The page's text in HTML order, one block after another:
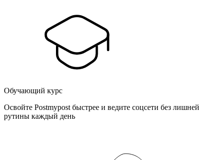
Обучающий курс
Освойте Postmypost быстрее и ведите соцсети без лишней
рутины каждый день